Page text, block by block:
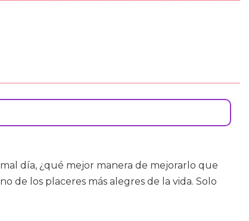
día, ¿qué mejor manera de mejorarlo que
de los placeres más alegres de la vida. Solo